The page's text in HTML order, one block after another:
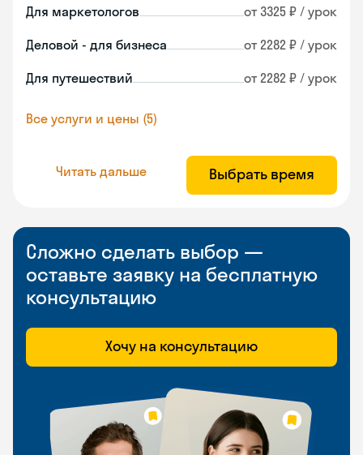
Для маркетологов от 3325 ₽ / урок
Деловой - для бизнеса от 2282 ₽ / урок
Для путешествий от 2282 ₽ / урок
Все услуги и цены (5)
Читать дальше Выбрать время
Сложно сделать выбор —
оставьте заявку на бесплатную
консультацию
Хочу на консультацию